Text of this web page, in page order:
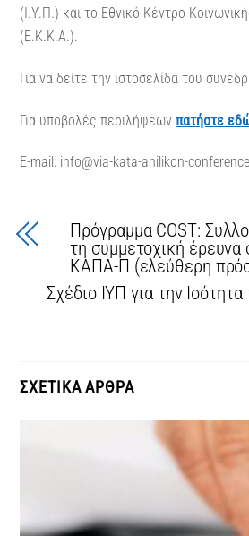
(Ι.Υ.Π.) και το Εθνικό Κέντρο
(Ε.Κ.Κ.Α.).
Για να δείτε την ιστοσελίδα του
Για υποβολές περιλήψεωνπατήστε
E-mail: info@via-kata-anilikon-
Πρόγραμμα COST:
τη συμμετοχική έρευνα
ΚΑΠΑ-Π (ελεύθερη
Σχέδιο ΙΥΠ για την